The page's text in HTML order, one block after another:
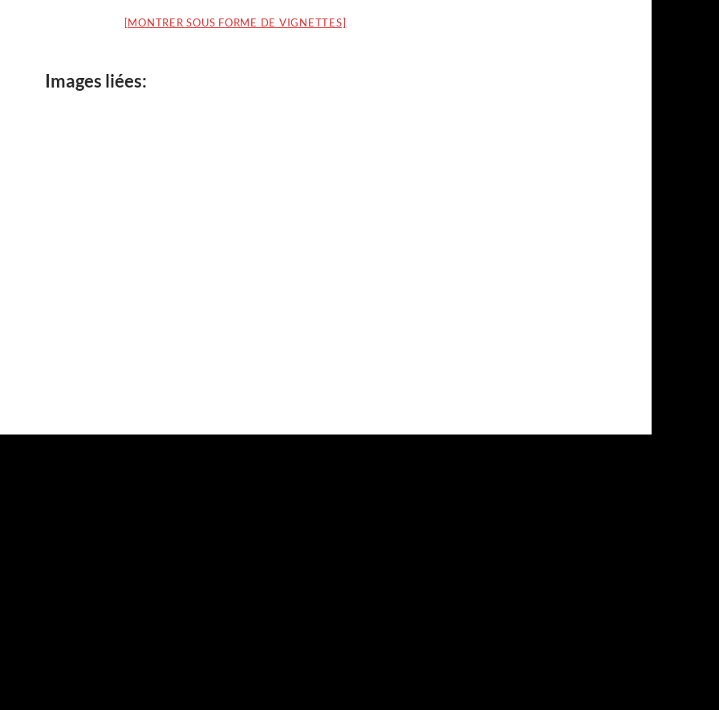
[MONTRER SOUS FORME DE VIGNETTES]
Images liées: